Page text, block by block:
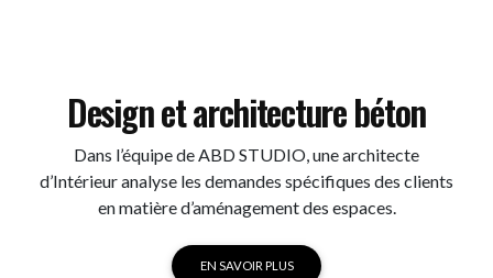
Design et architecture béton
Dans l’équipe de ABD STUDIO, une architecte
d’Intérieur analyse les demandes spécifiques des clients
en matière d’aménagement des espaces.
EN SAVOIR PLUS